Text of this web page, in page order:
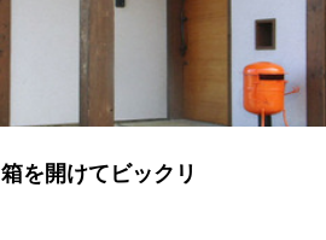
箱を開けてビックリ